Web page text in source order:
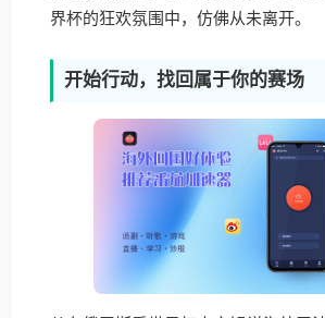
界杯的狂欢氛围中，仿佛从未离开。
开始行动，找回属于你的赛场